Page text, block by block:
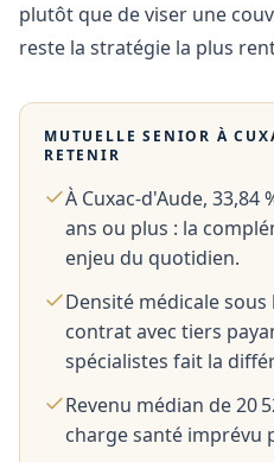
plutôt que de viser une
reste la stratégie la plus
MUTUELLE SENIOR À
RETENIR
À Cuxac-d'Aude, 33,84
ans ou plus : la
enjeu du quotidien.
Densité médicale
contrat avec tiers
spécialistes fait la
Revenu médian de 20
charge santé imprévu